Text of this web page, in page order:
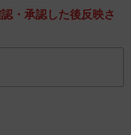
・承認した後反映さ